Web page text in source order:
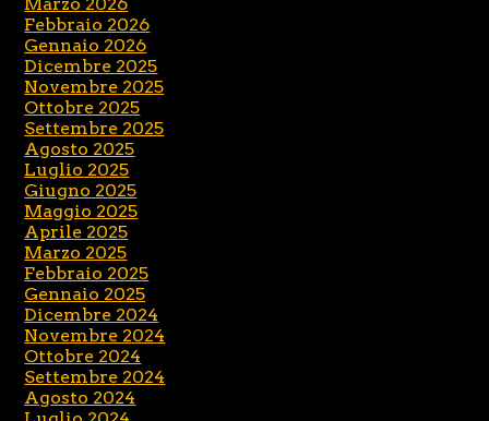
Febbraio 2026
Gennaio 2026
Dicembre 2025
Novembre 2025
Ottobre 2025
Settembre 2025
Agosto 2025
Luglio 2025
Giugno 2025
Maggio 2025
Aprile 2025
Marzo 2025
Febbraio 2025
Gennaio 2025
Dicembre 2024
Novembre 2024
Ottobre 2024
Settembre 2024
Agosto 2024